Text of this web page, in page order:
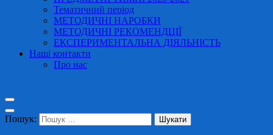
Тематичний період
МЕТОДИЧНІ НАРОБКИ
МЕТОДИЧНІ РЕКОМЕНДЦІЇ
ЕКСПЕРИМЕНТАЛЬНА ДІЯЛЬНІСТЬ
Наші контакти
Про нас
Пошук: